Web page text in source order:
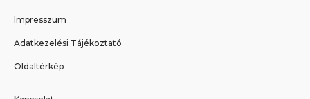
Impresszum
Adatkezelési Tájékoztató
Oldaltérkép